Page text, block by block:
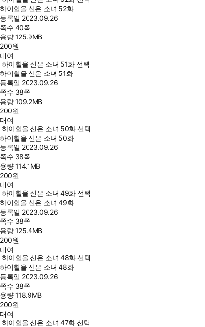
하이힐을 신은 소녀 52화
등록일 2023.09.26
쪽수 40쪽
용량125.9MB
200원
대여
하이힐을 신은 소녀 51화 선택
하이힐을 신은 소녀 51화
등록일 2023.09.26
쪽수 38쪽
용량109.2MB
200원
대여
하이힐을 신은 소녀 50화 선택
하이힐을 신은 소녀 50화
등록일 2023.09.26
쪽수 38쪽
용량114.1MB
200원
대여
하이힐을 신은 소녀 49화 선택
하이힐을 신은 소녀 49화
등록일 2023.09.26
쪽수 38쪽
용량125.4MB
200원
대여
하이힐을 신은 소녀 48화 선택
하이힐을 신은 소녀 48화
등록일 2023.09.26
쪽수 38쪽
용량118.9MB
200원
대여
하이힐을 신은 소녀 47화 선택